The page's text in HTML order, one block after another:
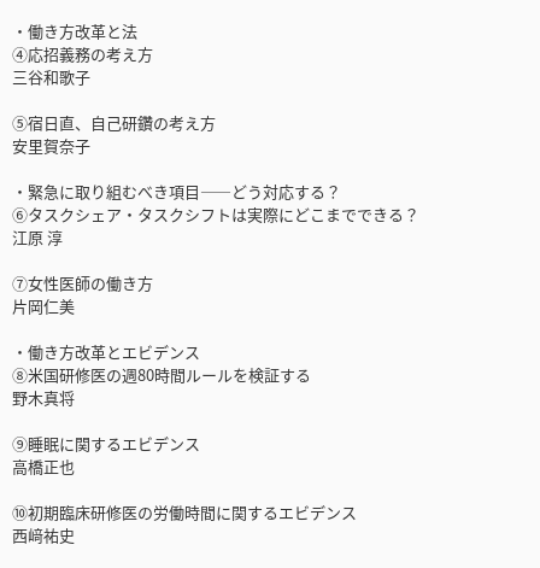
・働き方改革と法
④応招義務の考え方
三谷和歌子
⑤宿日直、自己研鑽の考え方
安里賀奈子
・緊急に取り組むべき項目――どう対応する？
⑥タスクシェア・タスクシフトは実際にどこまでできる？
江原 淳
⑦女性医師の働き方
片岡仁美
・働き方改革とエビデンス
⑧米国研修医の週80時間ルールを検証する
野木真将
⑨睡眠に関するエビデンス
高橋正也
⑩初期臨床研修医の労働時間に関するエビデンス
西﨑祐史